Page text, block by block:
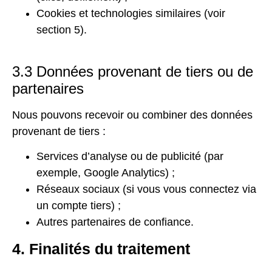
Cookies et technologies similaires (voir
section 5).
3.3 Données provenant de tiers ou de
partenaires
Nous pouvons recevoir ou combiner des données
provenant de tiers :
Services d’analyse ou de publicité (par
exemple, Google Analytics) ;
Réseaux sociaux (si vous vous connectez via
un compte tiers) ;
Autres partenaires de confiance.
4. Finalités du traitement